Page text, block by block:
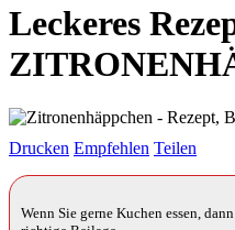
Leckeres
Drucken Empfehlen Teilen
Wenn Sie gerne Kuchen essen,